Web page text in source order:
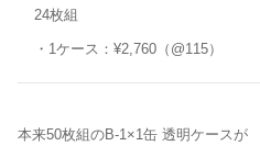
24枚組
・1ケース：¥2,760（@115）
本来50枚組のB-1×1缶 透明ケースが